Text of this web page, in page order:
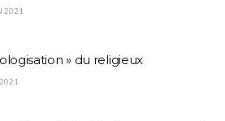
2021
» du religieux